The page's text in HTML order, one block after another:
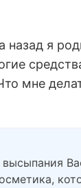
назад я
мне